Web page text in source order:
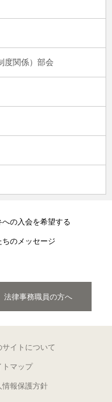
度関係）部会
への入会を希望する
ちのメッセージ
法律事務職員の方へ
サイトについて
トマップ
情報保護方針